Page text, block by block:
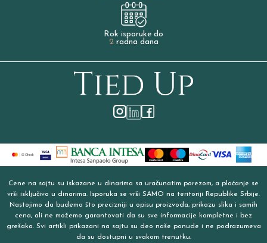
Rok isporuke do
2radna dana
Cene na sajtu su iskazane u dinarima sa uračunatim porezom, a plaćanje se
vrši isključivo u dinarima. Isporuka se vrši SAMO na teritoriji Republike Srbije.
Nastojimo da budemo što precizniji u opisu proizvoda, prikazu slika i samih
cena, ali ne možemo garantovati da su sve informacije kompletne i bez
grešaka. Svi artikli prikazani na sajtu su deo naše ponude i ne podrazumeva
da su dostupni u svakom trenutku.